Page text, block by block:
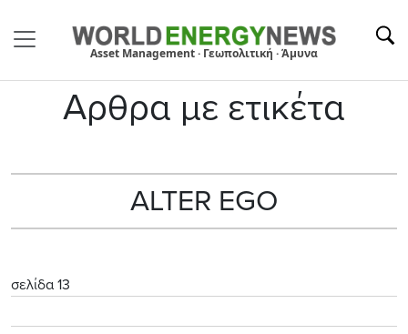
Asset Management · Γεωπολιτική · Άμυνα
Αρθρα με ετικέτα
ALTER EGO
σελίδα 13